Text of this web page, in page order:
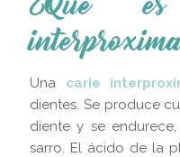
Una carie
dientes. Se produce
diente y se
sarro. El ácido de la